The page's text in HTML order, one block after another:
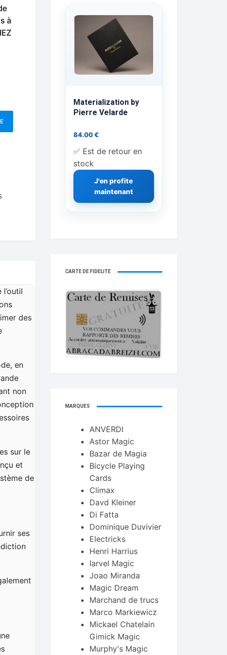
Flash Feu
FP, Foulards …
à
des
en
non
sur le
et
de
ses
Materialization by
Pierre Velarde
84.00€
✅ Est de retour en
stock
J'en profite
maintenant
CARTE DE FIDELITÉ
MARQUES
ANVERDI
Astor Magic
Bazar de Magia
Bicycle Playing
Cards
Climax
Davd Kleiner
Di Fatta
Dominique Duvivier
Electricks
Henri Harrius
Iarvel Magic
Joao Miranda
Magic Dream
Marchand de trucs
Marco Markiewicz
Mickael Chatelain
Gimick Magic
Murphy's Magic